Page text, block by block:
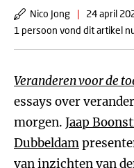
Nico Jong | 24 april
1 persoon vond dit artikel
Veranderen voor de
essays over
morgen. Jaap
Dubbeldam
van inzichten van